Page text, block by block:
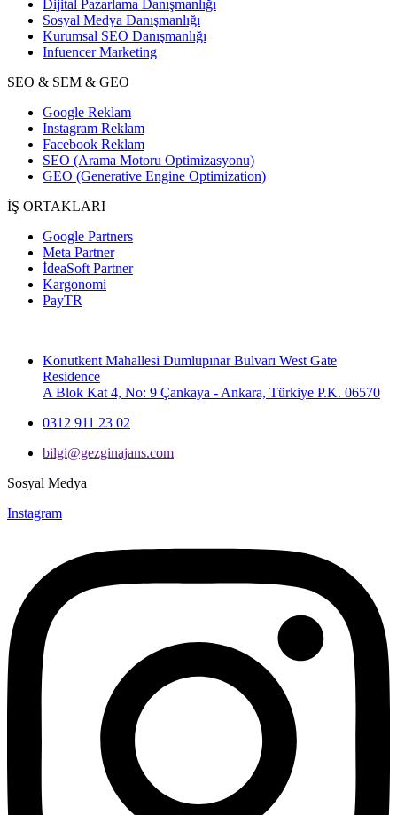
Dijital Pazarlama Danışmanlığı
Sosyal Medya Danışmanlığı
Kurumsal SEO Danışmanlığı
Infuencer Marketing
SEO & SEM & GEO
Google Reklam
Instagram Reklam
Facebook Reklam
SEO (Arama Motoru Optimizasyonu)
GEO (Generative Engine Optimization)
İŞ ORTAKLARI
Google Partners
Meta Partner
İdeaSoft Partner
Kargonomi
PayTR
Konutkent Mahallesi Dumlupınar Bulvarı West Gate
Residence
A Blok Kat 4, No: 9 Çankaya - Ankara, Türkiye P.K. 06570
0312 911 23 02
bilgi@gezginajans.com
Sosyal Medya
Instagram